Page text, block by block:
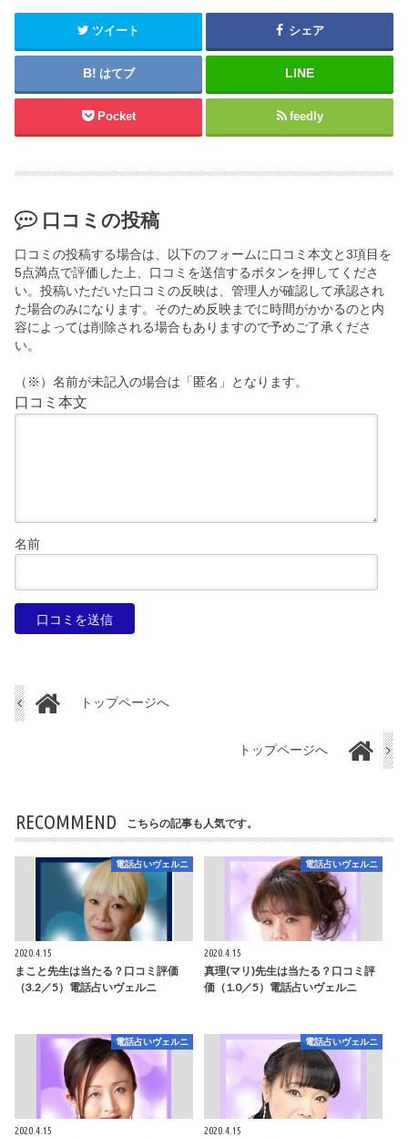
ツイート シェア
はてブ
Pocket feedly
口コミの投稿
口コミの投稿する場合は、以下のフォームに口コミ本文と3項目を
5点満点で評価した上、口コミを送信するボタンを押してくださ
い。投稿いただいた口コミの反映は、管理人が確認して承認され
た場合のみになります。そのため反映までに時間がかかるのと内
容によっては削除される場合もありますので予めご了承くださ
い。
（※）名前が未記入の場合は「匿名」となります。
口コミ本文
名前
トップページへ
トップページへ
RECOMMEND こちらの記事も人気です。
電話占いヴェルニ
2020.4.15
まこと先生は当たる？口コミ評価
（3.2／5）電話占いヴェルニ
電話占いヴェルニ
2020.4.15
真理(マリ)先生は当たる？口コミ評
価（1.0／5）電話占いヴェルニ
電話占いヴェルニ
2020.4.15
電話占いヴェルニ
2020.4.15